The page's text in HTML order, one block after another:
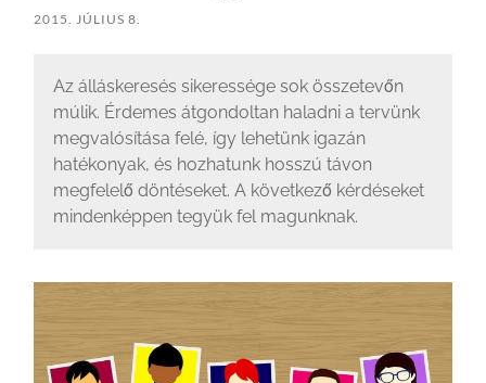
2015. JÚLIUS 8.
Az álláskeresés sikeressége sok összetevőn
múlik. Érdemes átgondoltan haladni a tervünk
megvalósítása felé, így lehetünk igazán
hatékonyak, és hozhatunk hosszú távon
megfelelő döntéseket. A következő kérdéseket
mindenképpen tegyük fel magunknak.